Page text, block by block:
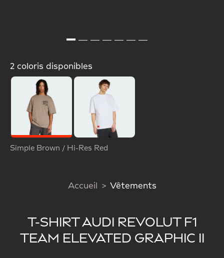
2 coloris disponibles
Simple Brown / Hi-Res Red
Accueil Vêtements
T-SHIRT AUDI REVOLUT F1
TEAM ELEVATED GRAPHIC II